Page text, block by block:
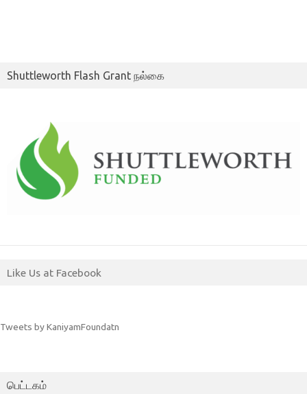
Shuttleworth Flash Grant நல்கை
Like Us at Facebook
Tweets by KaniyamFoundatn
பெட்டகம்